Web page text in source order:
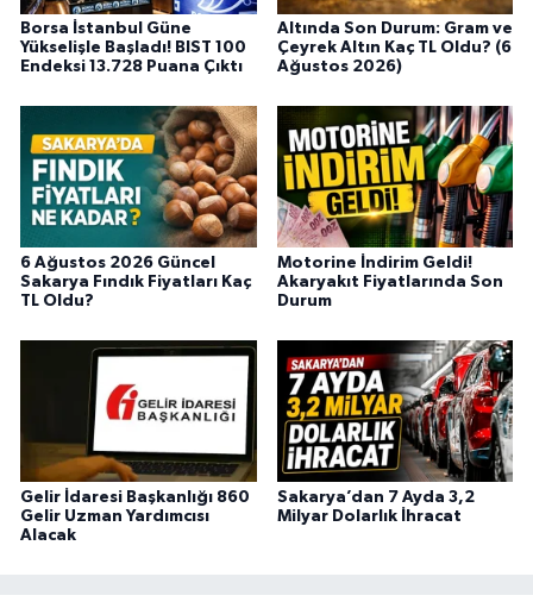
Borsa İstanbul Güne
Yükselişle Başladı! BIST 100
Endeksi 13.728 Puana Çıktı
Altında Son Durum: Gram ve
Çeyrek Altın Kaç TL Oldu? (6
Ağustos 2026)
6 Ağustos 2026 Güncel
Sakarya Fındık Fiyatları Kaç
TL Oldu?
Motorine İndirim Geldi!
Akaryakıt Fiyatlarında Son
Durum
Gelir İdaresi Başkanlığı 860
Gelir Uzman Yardımcısı
Alacak
Sakarya’dan 7 Ayda 3,2
Milyar Dolarlık İhracat